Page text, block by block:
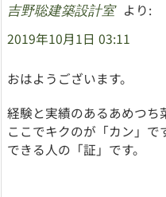
吉野聡建築設計室
より:
2019年10月1日 03:11
おはようございます。
経験と実績のあるあめつち
ここでキクのが「カン」で
できる人の「証」です。